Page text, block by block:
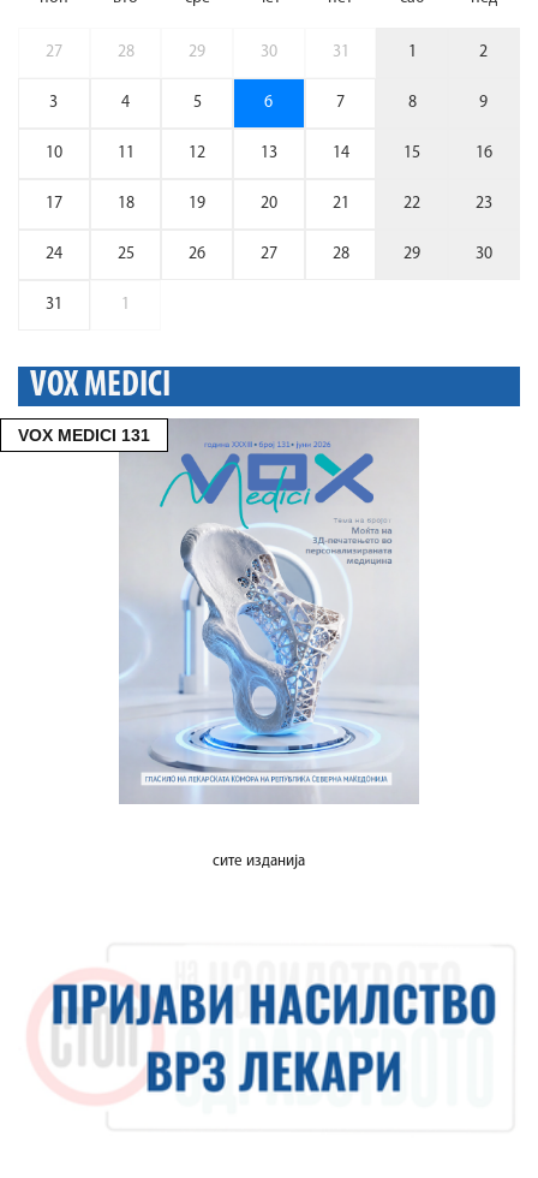
27 28 29 30 31 1 2
3 4 5 6 7 8 9
10 11 12 13 14 15 16
17 18 19 20 21 22 23
24 25 26 27 28 29 30
31 1
VOX MEDICI
VOX MEDICI 131
сите изданија